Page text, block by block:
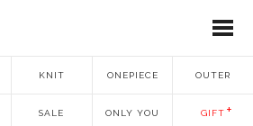
KNIT ONEPIECE OUTER
SALE ONLY YOU GIFT